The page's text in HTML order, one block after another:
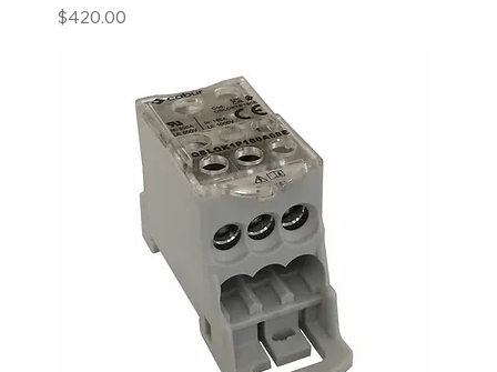
Precio
$420.00